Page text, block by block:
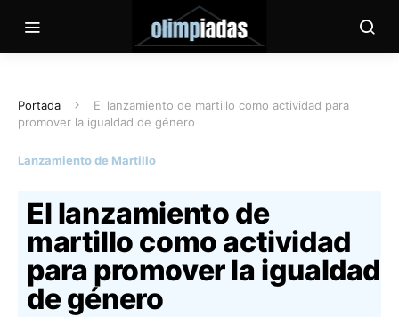
Portada
El lanzamiento de martillo como actividad para
promover la igualdad de género
Lanzamiento de Martillo
El lanzamiento de
martillo como actividad
para promover la igualdad
de género